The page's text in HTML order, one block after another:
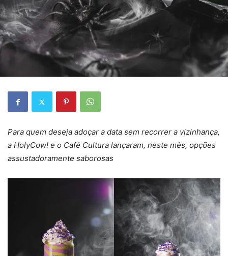
Para quem deseja adoçar a data sem recorrer a vizinhança,
a HolyCow! e o Café Cultura lançaram, neste mês, opções
assustadoramente saborosas